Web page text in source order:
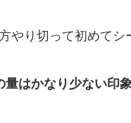
り切って初めてシ
はかなり少ない印象